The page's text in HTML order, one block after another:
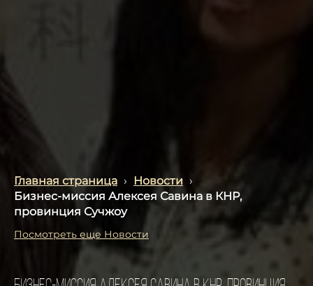
Главная страница › Новости ›
Бизнес-миссия Алексея Савина в КНР,
провинция Сучжоу
Посмотреть еще Новости